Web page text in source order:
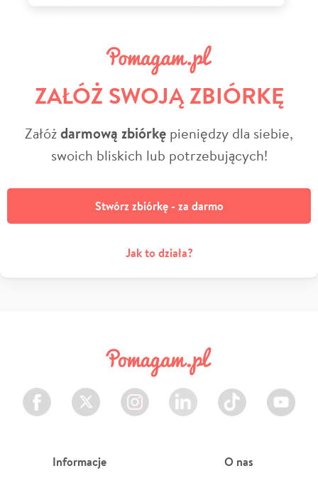
ZAŁÓŻ SWOJĄ ZBIÓRKĘ
Załóżdarmową zbiórkę pieniędzy dla siebie,
swoich bliskich lub potrzebujących!
Stwórz zbiórkę - za darmo
Jak to działa?
Facebook Twitter Instagram LinkedIn TikTok Youtube
Informacje O nas